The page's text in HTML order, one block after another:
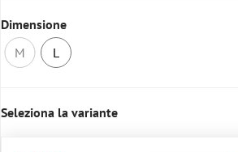
Dimensione
M
L
Seleziona la variante